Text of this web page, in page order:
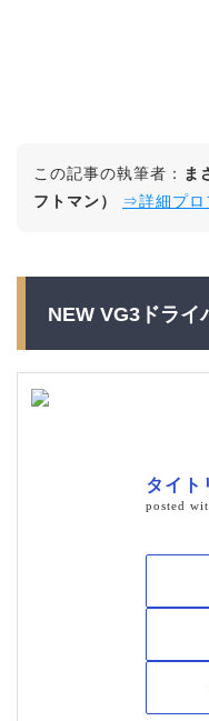
この記事の執筆者：
ま
フトマン）
⇒詳細プロ
NEW VG3ドライ
タイ
posted